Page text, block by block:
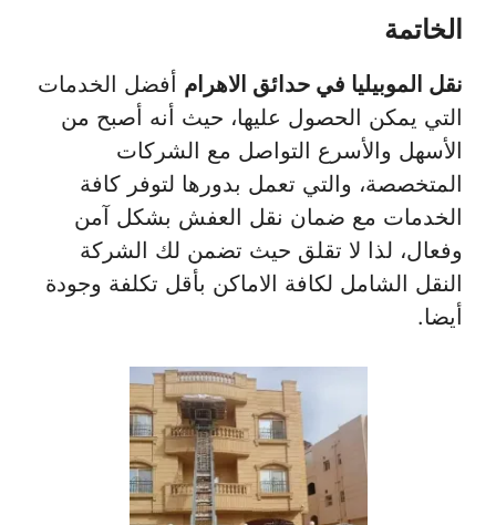
الخاتمة
نقل الموبيليا في حدائق الاهرام أفضل الخدمات
التي يمكن الحصول عليها، حيث أنه أصبح من
الأسهل والأسرع التواصل مع الشركات
المتخصصة، والتي تعمل بدورها لتوفر كافة
الخدمات مع ضمان نقل العفش بشكل آمن
وفعال، لذا لا تقلق حيث تضمن لك الشركة
النقل الشامل لكافة الاماكن بأقل تكلفة وجودة
أيضا.